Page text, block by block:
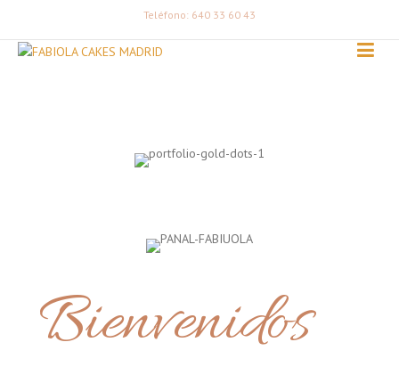
Teléfono: 640 33 60 43
Bienvenidos